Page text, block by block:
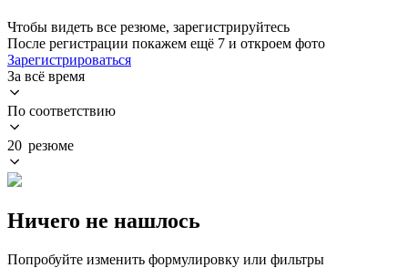
Чтобы видеть все резюме, зарегистрируйтесь
После регистрации покажем ещё 7 и откроем фото
Зарегистрироваться
За всё время
По соответствию
20 резюме
Ничего не нашлось
Попробуйте изменить формулировку или фильтры